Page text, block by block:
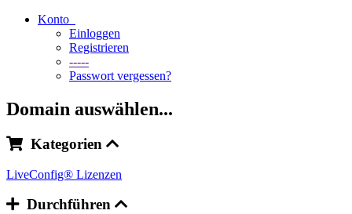
Konto
Einloggen
Registrieren
-----
Passwort vergessen?
Domain auswählen...
Kategorien
LiveConfig® Lizenzen
Durchführen